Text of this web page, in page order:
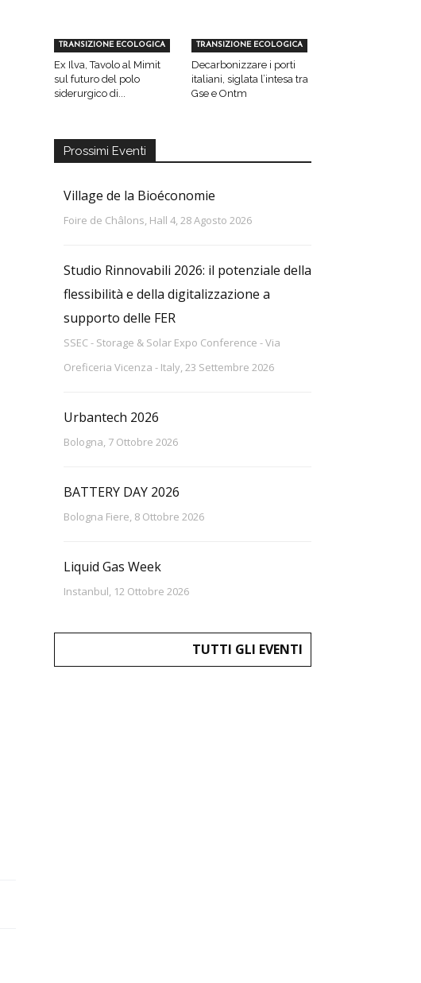
TRANSIZIONE ECOLOGICA
Ex Ilva, Tavolo al Mimit
sul futuro del polo
siderurgico di...
TRANSIZIONE ECOLOGICA
Decarbonizzare i porti
italiani, siglata l’intesa tra
Gse e Ontm
Prossimi Eventi
Village de la Bioéconomie
Foire de Châlons, Hall 4, 28 Agosto 2026
Studio Rinnovabili 2026: il potenziale della
flessibilità e della digitalizzazione a
supporto delle FER
SSEC - Storage & Solar Expo Conference - Via
Oreficeria Vicenza - Italy, 23 Settembre 2026
Urbantech 2026
Bologna, 7 Ottobre 2026
BATTERY DAY 2026
Bologna Fiere, 8 Ottobre 2026
Liquid Gas Week
Instanbul, 12 Ottobre 2026
TUTTI GLI EVENTI